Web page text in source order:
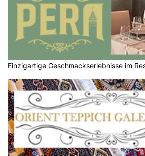
Einzigartige Geschmackserlebnisse im